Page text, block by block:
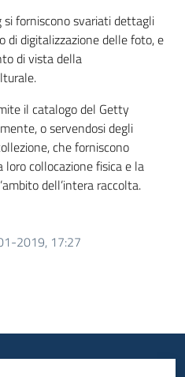
forniscono svariati dettagli
di digitalizzazione delle foto, e
di vista della
il catalogo del Getty
o servendosi degli
che forniscono
collocazione fisica e la
dell’intera raccolta.
2019, 17:27